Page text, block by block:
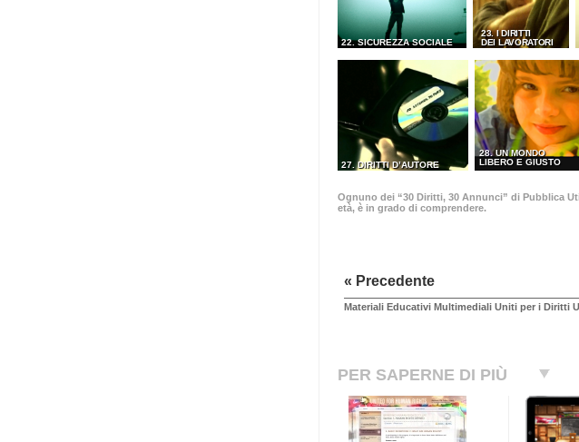
22. SICUREZZA SOCIALE
23. I DIRITTI
DEI LAVORATORI
27. DIRITTI D’AUTORE
28. UN MONDO
LIBERO E GIUSTO
Ognuno dei “30 Diritti, 30 Annunci” di Pubblica
età, è in grado di comprendere.
« Precedente
Materiali Educativi Multimediali Uniti per i Diritti
PER SAPERNE DI PIÙ